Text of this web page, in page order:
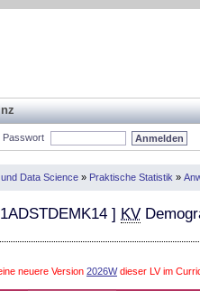
Passwort
Data Science » Praktische Statistik »
] KV
neuere Version 2026Wdieser LV im